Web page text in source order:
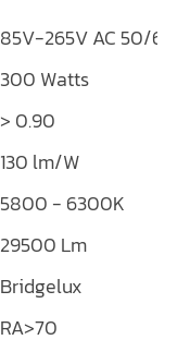
85V-265V AC 50/
300 Watts
> 0.90
130 lm/W
5800 - 6300K
29500 Lm
Bridgelux
RA>70